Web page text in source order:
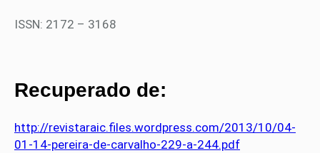
ISSN: 2172 – 3168
Recuperado de:
http://revistaraic.files.wordpress.com/2013/10/04-
01-14-pereira-de-carvalho-229-a-244.pdf